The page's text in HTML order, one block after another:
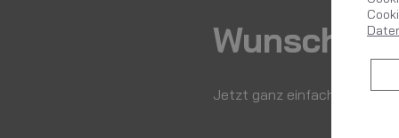
Jetzt ganz einfach und